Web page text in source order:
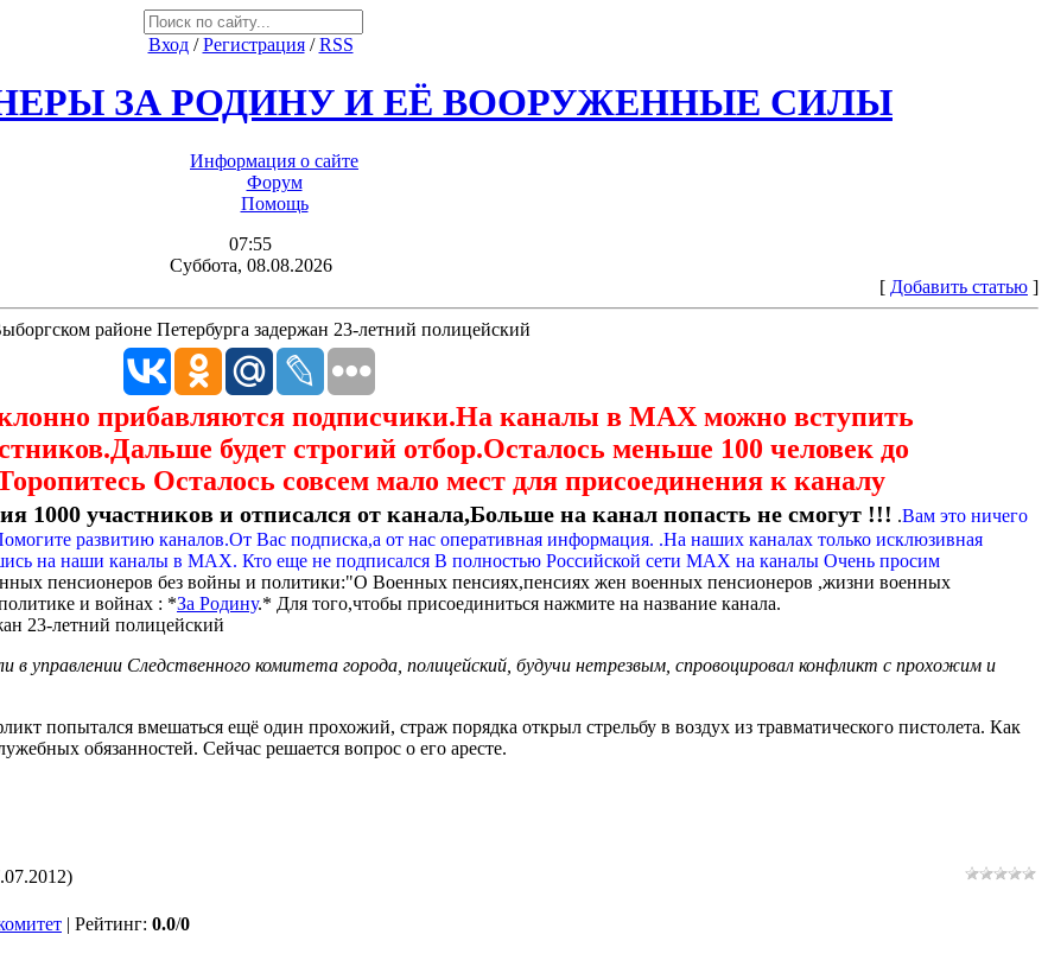
Вход/Регистрация/RSS
ЗА РОДИНУ И ЕЁ ВООРУЖЕННЫЕ СИЛЫ
Информация о сайте
Форум
Помощь
07:55
Суббота, 08.08.2026
[ Добавить статью ]
районе Петербурга задержан 23-летний полицейский
прибавляются подписчики.На каналы в МАХ можно вступить
будет строгий отбор.Осталось меньше 100 человек до
Осталось совсем мало мест для присоединения к каналу
1000 участников и отписался от канала,Больше на канал попасть не смогут !!! .Вам это ничего
развитию каналов.От Вас подписка,а от нас оперативная информация. .На наших каналах только исклюзивная
на наши каналы в МАХ. Кто еще не подписался В полностью Российской сети МАХ на каналы Очень просим
пенсионеров без войны и политики:"О Военных пенсиях,пенсиях жен военных пенсионеров ,жизни военных
и войнах : *За Родину.* Для того,чтобы присоединиться нажмите на название канала.
в управлении Следственного комитета города, полицейский, будучи нетрезвым, спровоцировал конфликт с прохожим и
попытался вмешаться ещё один прохожий, страж порядка открыл стрельбу в воздух из травматического пистолета. Как
обязанностей. Сейчас решается вопрос о его аресте.
| Рейтинг: 0.0/0